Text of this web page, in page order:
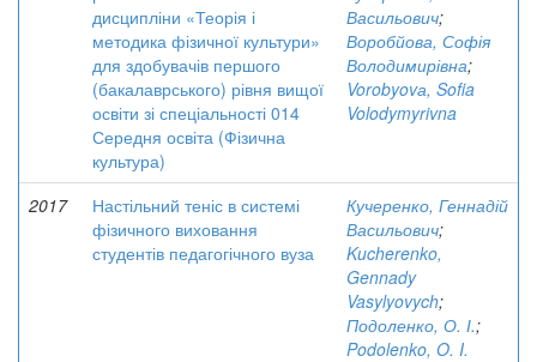
дисципліни «Теорія і
методика фізичної культури»
для здобувачів першого
(бакалаврського) рівня вищої
освіти зі спеціальності 014
Середня освіта (Фізична
культура)
Васильович;
Воробйова, Софія
Володимирівна;
Vorobyovа, Sofia
Volodymyrivna
2017
Настільний теніс в системі
фізичного виховання
студентів педагогічного вуза
Кучеренко, Геннадій
Васильович;
Kucherenko,
Gennady
Vasylyovych;
Подоленко, О. І.;
Podolenko, O. I.